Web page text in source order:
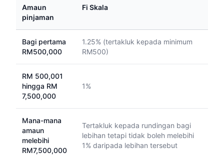
Amaun
pinjaman
Fi Skala
Bagi pertama
RM500,000
1.25% (tertakluk kepada minimum
RM500)
RM 500,001
hingga RM
7,500,000
1%
Mana-mana
amaun
melebihi
RM7,500,000
Tertakluk kepada rundingan bagi
lebihan tetapi tidak boleh melebihi
1% daripada lebihan tersebut